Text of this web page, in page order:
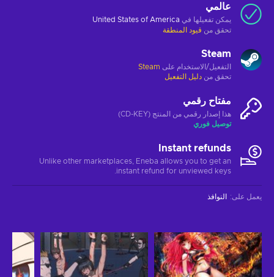
عالمي
يمكن تفعيلها في United States of America
تحقق من قيود المنطقة
Steam
التفعيل/الاستخدام على Steam
تحقق من دليل التفعيل
مفتاح رقمي
هذا إصدار رقمي من المنتج (CD-KEY)
توصيل فوري
Instant refunds
Unlike other marketplaces, Eneba allows you to get an
instant refund for unviewed keys.
يعمل على: النوافذ